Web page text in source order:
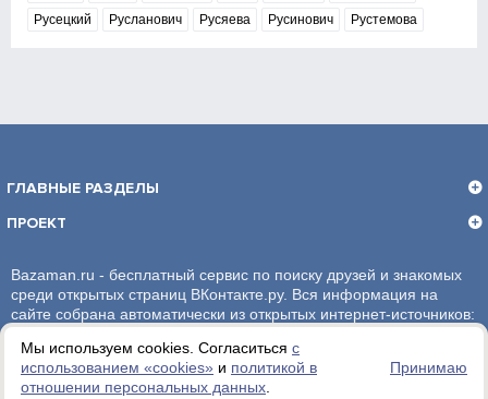
Мы используем cookies. Согласиться с
использованием «сookies» и политикой в
отношении персональных данных
Принимаю
Русецкий
Русланович Русяева Русинович Рустемова
ГЛАВНЫЕ РАЗДЕЛЫ
ПРОЕКТ
Bazaman.ru - бесплатный сервис по поиску друзей и знакомых
среди открытых страниц ВКонтакте.ру. Вся информация на
сайте собрана автоматически из открытых интернет-источников:
администрация сайта ответственности не несет.
Политика обработки персональных данных